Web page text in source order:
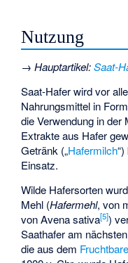
Nutzung
→Hauptartikel:Saat-
Saat-Hafer wird vor
Nahrungsmittel in
die Verwendung in
Extrakte aus Hafer
Getränk („Hafermilch
Einsatz.
Wilde Hafersorten
Mehl (Hafermehl, von
von Avena sativa[5])
Saathafer am
die aus dem